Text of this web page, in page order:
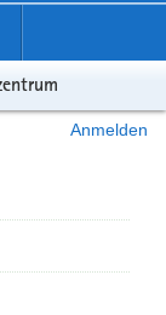
Anmelden